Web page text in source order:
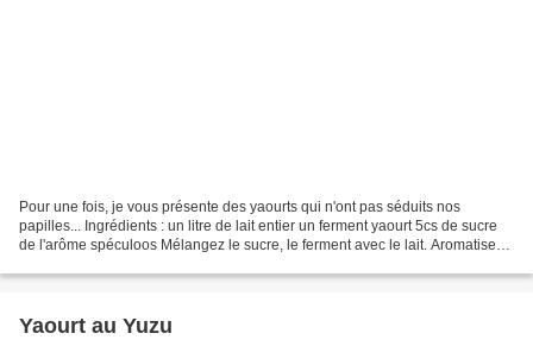
Pour une fois, je vous présente des yaourts qui n'ont pas séduits nos
papilles... Ingrédients : un litre de lait entier un ferment yaourt 5cs de sucre
de l'arôme spéculoos Mélangez le sucre, le ferment avec le lait. Aromatisez
Yaourt au Yuzu